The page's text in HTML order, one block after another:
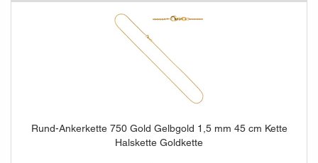
Rund-Ankerkette 750 Gold Gelbgold 1,5 mm 45 cm Kette
Halskette Goldkette